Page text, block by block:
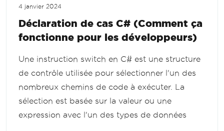
4 janvier 2024
Déclaration de cas C# (Comment ça
fonctionne pour les développeurs)
Une instruction switch en C# est une structure
de contrôle utilisée pour sélectionner l'un des
nombreux chemins de code à exécuter. La
sélection est basée sur la valeur ou une
expression avec l'un des types de données